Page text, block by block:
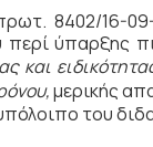
8402/16-
ύπαρξης
και
μερικής
του